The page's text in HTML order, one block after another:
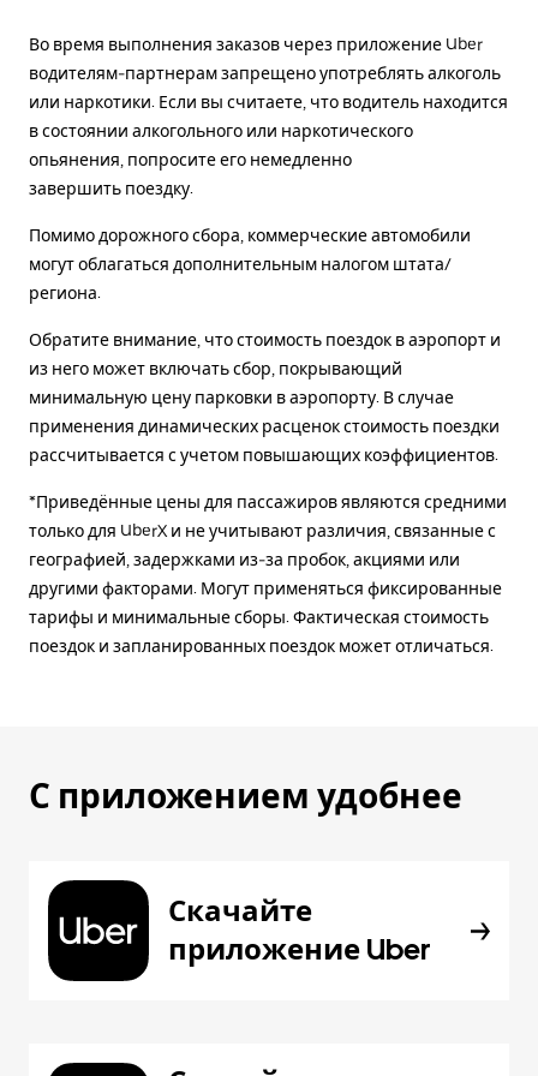
Во время выполнения заказов через приложение Uber
водителям-партнерам запрещено употреблять алкоголь
или наркотики. Если вы считаете, что водитель находится
в состоянии алкогольного или наркотического
опьянения, попросите его немедленно
завершить поездку.
Помимо дорожного сбора, коммерческие автомобили
могут облагаться дополнительным налогом штата/
региона.
Обратите внимание, что стоимость поездок в аэропорт и
из него может включать сбор, покрывающий
минимальную цену парковки в аэропорту. В случае
применения динамических расценок стоимость поездки
рассчитывается с учетом повышающих коэффициентов.
*Приведённые цены для пассажиров являются средними
только для UberX и не учитывают различия, связанные с
географией, задержками из-за пробок, акциями или
другими факторами. Могут применяться фиксированные
тарифы и минимальные сборы. Фактическая стоимость
поездок и запланированных поездок может отличаться.
С приложением удобнее
Скачайте
приложение Uber